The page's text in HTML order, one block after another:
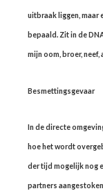
uitbraak liggen, maar
bepaald. Zit in de
mijn oom, broer,
Besmettingsgevaar
In de directe
hoe het wordt
der tijd mogelijk nog
partners